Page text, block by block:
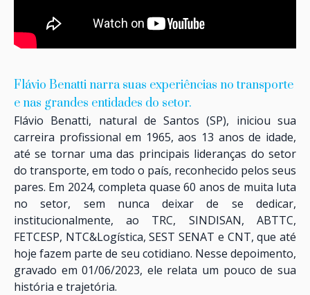
Flávio Benatti narra suas experiências no transporte
e nas grandes entidades do setor.
Flávio Benatti, natural de Santos (SP), iniciou sua
carreira profissional em 1965, aos 13 anos de idade,
até se tornar uma das principais lideranças do setor
do transporte, em todo o país, reconhecido pelos seus
pares. Em 2024, completa quase 60 anos de muita luta
no setor, sem nunca deixar de se dedicar,
institucionalmente, ao TRC, SINDISAN, ABTTC,
FETCESP, NTC&Logística, SEST SENAT e CNT, que até
hoje fazem parte de seu cotidiano. Nesse depoimento,
gravado em 01/06/2023, ele relata um pouco de sua
história e trajetória.